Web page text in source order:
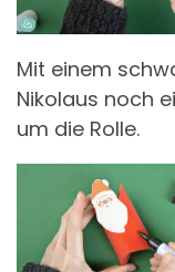
Mit einem
Nikolaus noch
um die Rolle.